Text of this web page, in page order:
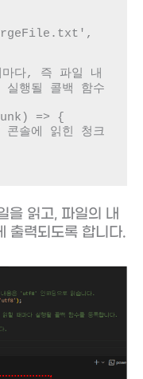
다, 즉 파일 내
행될 콜백 함수
=> {
을 읽고, 파일의 내
출력되도록 합니다.